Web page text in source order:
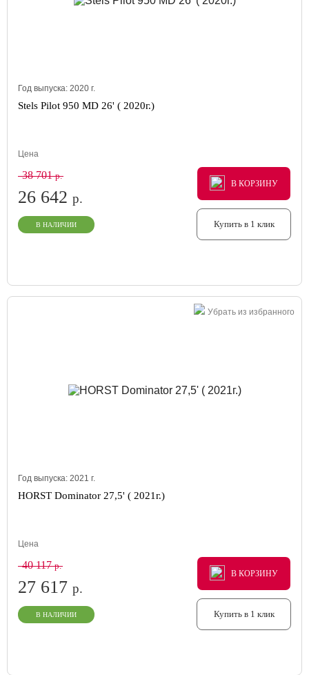
Год выпуска: 2020 г.
Stels Pilot 950 MD 26' ( 2020г.)
Цена
38 701р.
26 642 р.
В НАЛИЧИИ
В КОРЗИНУ
В КОРЗИНУ
В КОРЗИНУ
Купить в 1 клик
Убрать из избранного
Год выпуска: 2021 г.
HORST Dominator 27,5' ( 2021г.)
Цена
40 117р.
27 617 р.
В НАЛИЧИИ
В КОРЗИНУ
В КОРЗИНУ
В КОРЗИНУ
Купить в 1 клик